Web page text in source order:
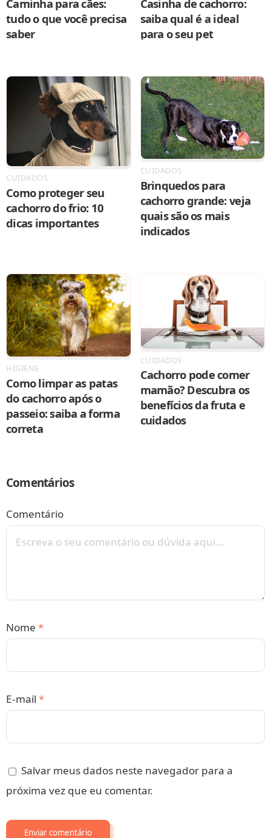
Caminha para cães:
tudo o que você precisa
saber
Casinha de cachorro:
saiba qual é a ideal
para o seu pet
CUIDADOS
Como proteger seu
cachorro do frio: 10
dicas importantes
CUIDADOS
Brinquedos para
cachorro grande: veja
quais são os mais
indicados
HIGIENE
Como limpar as patas
do cachorro após o
passeio: saiba a forma
correta
CUIDADOS
Cachorro pode comer
mamão? Descubra os
benefícios da fruta e
cuidados
Comentários
Comentário
Nome *
E-mail *
Salvar meus dados neste navegador para a
próxima vez que eu comentar.